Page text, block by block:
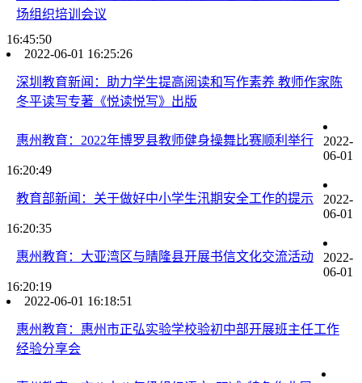
场组织培训会议
16:45:50
深圳教育新闻：助力学生提高阅读和写作素养 教师作家陈
冬平读写专著《悦读悦写》出版
2022-06-01 16:25:26
惠州教育：2022年博罗县教师健身操舞比赛顺利举行
2022-
06-01
16:20:49
教育部新闻：关于做好中小学生汛期安全工作的提示
2022-
06-01
16:20:35
惠州教育：大亚湾区与晴隆县开展书信文化交流活动
2022-
06-01
16:20:19
惠州教育：惠州市正弘实验学校验初中部开展班主任工作
经验分享会
2022-06-01 16:18:51